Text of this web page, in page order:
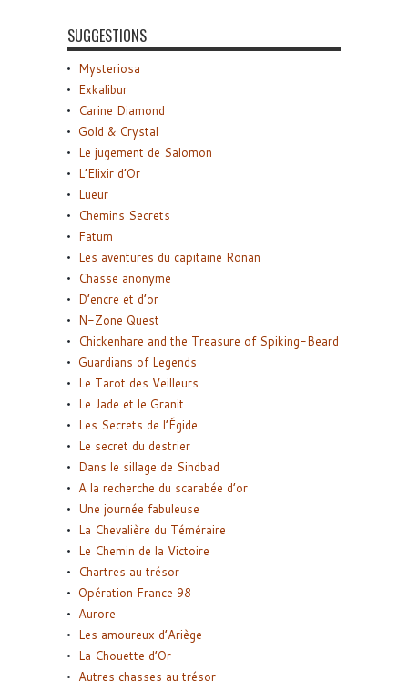
SUGGESTIONS
Mysteriosa
Exkalibur
Carine Diamond
Gold & Crystal
Le jugement de Salomon
L’Elixir d’Or
Lueur
Chemins Secrets
Fatum
Les aventures du capitaine Ronan
Chasse anonyme
D’encre et d’or
N-Zone Quest
Chickenhare and the Treasure of Spiking-Beard
Guardians of Legends
Le Tarot des Veilleurs
Le Jade et le Granit
Les Secrets de l’Égide
Le secret du destrier
Dans le sillage de Sindbad
A la recherche du scarabée d’or
Une journée fabuleuse
La Chevalière du Téméraire
Le Chemin de la Victoire
Chartres au trésor
Opération France 98
Aurore
Les amoureux d’Ariège
La Chouette d’Or
Autres chasses au trésor